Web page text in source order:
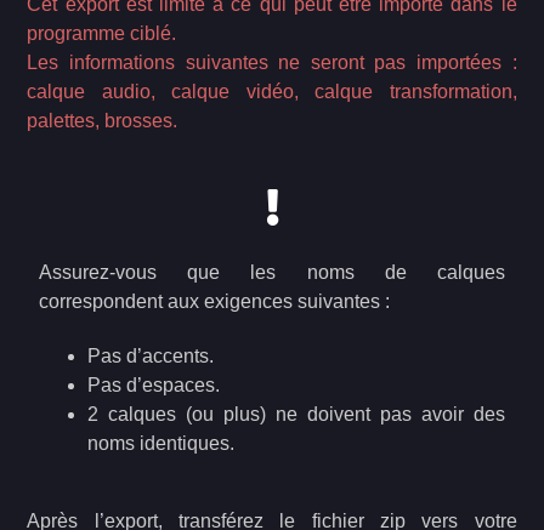
programme ciblé.
Les informations suivantes ne seront pas importées :
calque audio, calque vidéo, calque transformation,
palettes, brosses.
Assurez-vous que les noms de calques
correspondent aux exigences suivantes :
Pas d’accents.
Pas d’espaces.
2 calques (ou plus) ne doivent pas avoir des
noms identiques.
Après l’export, transférez le fichier zip vers votre